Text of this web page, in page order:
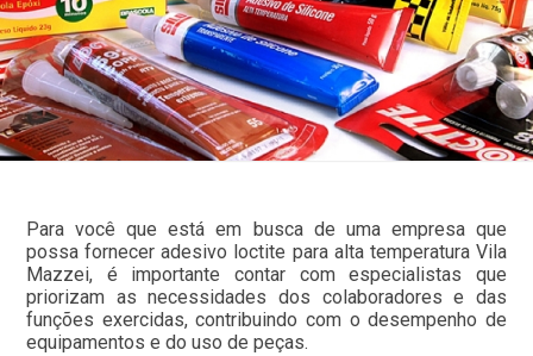
Para você que está em busca de uma empresa que
possa fornecer adesivo loctite para alta temperatura Vila
Mazzei, é importante contar com especialistas que
priorizam as necessidades dos colaboradores e das
funções exercidas, contribuindo com o desempenho de
equipamentos e do uso de peças.